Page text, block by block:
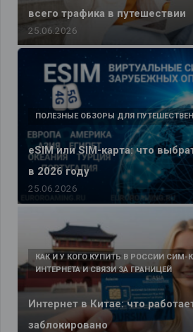
всего трафика в путешествии
25.06.2026
eSIM или SIM-карта: что
в 2026 году
ПОЛЕЗНЫЕ ОБЗОРЫ ДЛЯ
25.06.2026
Интернет в Китае: что
заблокировано
КАК И У КОГО КУПИТЬ В РОССИИ СИМ-
ИНТЕРНЕТА И СВЯЗИ ЗА ГРАНИЦЕЙ